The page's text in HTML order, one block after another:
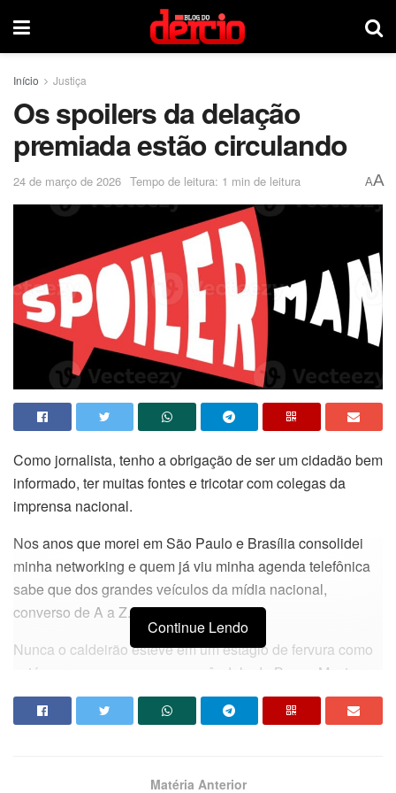
Início Justiça
Os spoilers da delação
premiada estão circulando
24 de março de 2026 Tempo de leitura: 1 min de leitura AA
Como jornalista, tenho a obrigação de ser um cidadão bem
informado, ter muitas fontes e tricotar com colegas da
imprensa nacional.
Nos anos que morei em São Paulo e Brasília consolidei
minha networking e quem já viu minha agenda telefônica
sabe que dos grandes veículos da mídia nacional,
converso de A a Z.
Nunca o caldeirão esteve em um estágio de fervura como
está agora com esse mega escândalo do Banco Master, o
primeiro a atingir os três poderes.
acabará em pizza, como não acabou o 8 de janeiro.
Continue Lendo
Matéria Anterior